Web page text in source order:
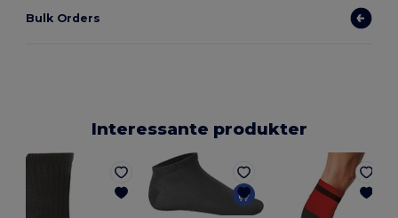
Bulk Orders
Interessante produkter